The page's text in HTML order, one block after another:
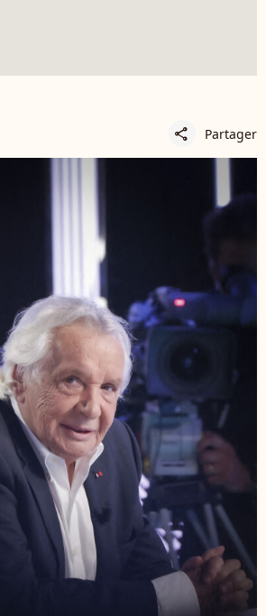
share Partager